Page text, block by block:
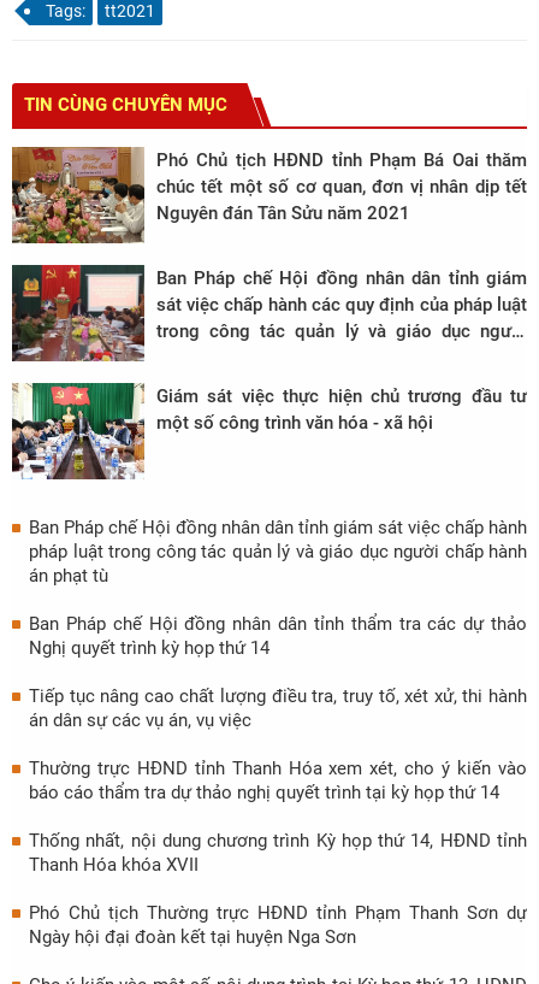
Tags: tt2021
TIN CÙNG CHUYÊN MỤC
Phó Chủ tịch HĐND tỉnh Phạm Bá Oai thăm
chúc tết một số cơ quan, đơn vị nhân dịp tết
Nguyên đán Tân Sửu năm 2021
Ban Pháp chế Hội đồng nhân dân tỉnh giám
sát việc chấp hành các quy định của pháp luật
trong công tác quản lý và giáo dục người
Giám sát việc thực hiện chủ trương đầu tư
một số công trình văn hóa - xã hội
Ban Pháp chế Hội đồng nhân dân tỉnh giám sát việc chấp hành
pháp luật trong công tác quản lý và giáo dục người chấp hành
án phạt tù
Ban Pháp chế Hội đồng nhân dân tỉnh thẩm tra các dự thảo
Nghị quyết trình kỳ họp thứ 14
Tiếp tục nâng cao chất lượng điều tra, truy tố, xét xử, thi hành
án dân sự các vụ án, vụ việc
Thường trực HĐND tỉnh Thanh Hóa xem xét, cho ý kiến vào
báo cáo thẩm tra dự thảo nghị quyết trình tại kỳ họp thứ 14
Thống nhất, nội dung chương trình Kỳ họp thứ 14, HĐND tỉnh
Thanh Hóa khóa XVII
Phó Chủ tịch Thường trực HĐND tỉnh Phạm Thanh Sơn dự
Ngày hội đại đoàn kết tại huyện Nga Sơn